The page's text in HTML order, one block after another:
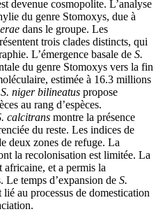
devenue cosmopolite. L’analyse
du genre Stomoxys, due à
dans le groupe. Les
trois clades distincts, qui
L’émergence basale de S.
du genre Stomoxys vers la fin
estimée à 16.3 millions
S. niger bilineatus propose
au rang d’espèces.
calcitrans montre la présence
du reste. Les indices de
deux zones de refuge. La
la recolonisation est limitée. La
africaine, et a permis la
Le temps d’expansion de S.
au processus de domestication